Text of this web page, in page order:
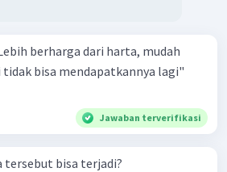
berharga dari harta, mudah
bisa mendapatkannya lagi"
Jawaban terverifikasi
tersebut bisa terjadi?